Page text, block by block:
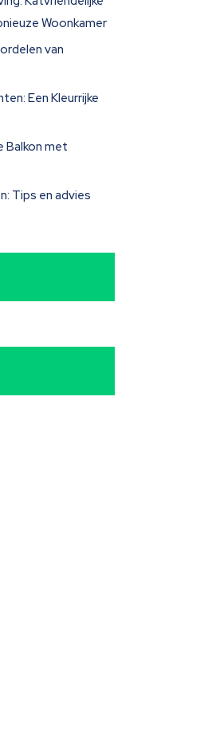
Woonkamer
van
Een Kleurrijke
Balkon met
Tips en advies